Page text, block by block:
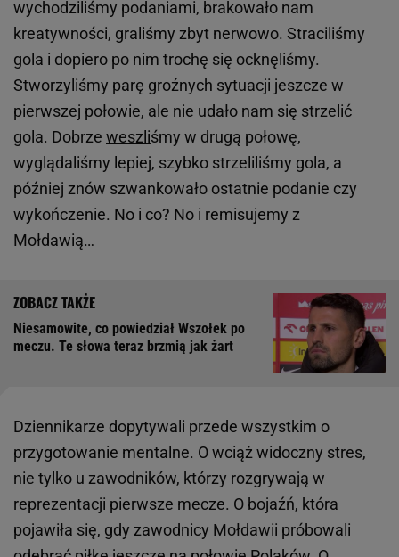
wychodziliśmy podaniami, brakowało nam
kreatywności, graliśmy zbyt nerwowo. Straciliśmy
gola i dopiero po nim trochę się ocknęliśmy.
Stworzyliśmy parę groźnych sytuacji jeszcze w
pierwszej połowie, ale nie udało nam się strzelić
gola. Dobrze weszliśmy w drugą połowę,
wyglądaliśmy lepiej, szybko strzeliliśmy gola, a
później znów szwankowało ostatnie podanie czy
wykończenie. No i co? No i remisujemy z
Mołdawią…
Niesamowite, co powiedział Wszołek po
meczu. Te słowa teraz brzmią jak żart
Dziennikarze dopytywali przede wszystkim o
przygotowanie mentalne. O wciąż widoczny stres,
nie tylko u zawodników, którzy rozgrywają w
reprezentacji pierwsze mecze. O bojaźń, która
pojawiła się, gdy zawodnicy Mołdawii próbowali